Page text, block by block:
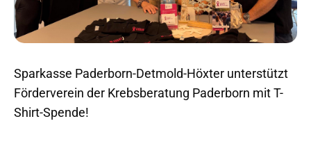
Sparkasse Paderborn-Detmold-Höxter unterstützt
Förderverein der Krebsberatung Paderborn mit T-
Shirt-Spende!